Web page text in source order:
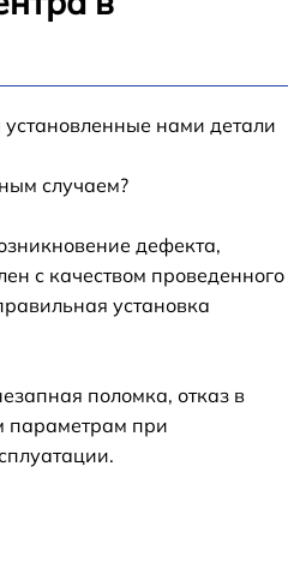
установленные нами детали
случаем?
дефекта,
с качеством проведенного
установка
поломка, отказ в
параметрам при